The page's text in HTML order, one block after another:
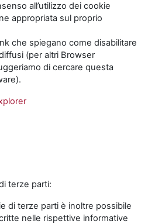
all’utilizzo dei cookie
appropriata sul proprio
che spiegano come disabilitare
(per altri Browser
di cercare questa
terze parti:
di terze parti è inoltre possibile
nelle rispettive informative